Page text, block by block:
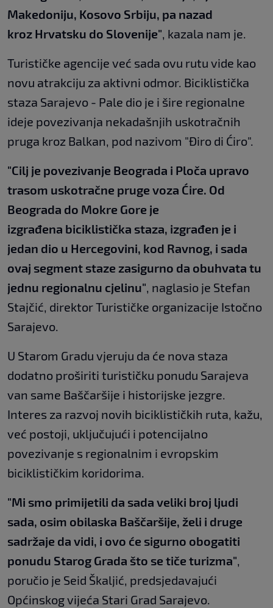
Makedoniju, Kosovo Srbiju, pa nazad
kroz Hrvatsku do Slovenije", kazala nam je.
Turističke agencije već sada ovu rutu vide kao
novu atrakciju za aktivni odmor. Biciklistička
staza Sarajevo - Pale dio je i šire regionalne
ideje povezivanja nekadašnjih uskotračnih
pruga kroz Balkan, pod nazivom "Điro di Ćiro".
"Cilj je povezivanje Beograda i Ploča upravo
trasom uskotračne pruge voza Ćire. Od
Beograda do Mokre Gore je
izgrađena biciklistička staza, izgrađen je i
jedan dio u Hercegovini, kod Ravnog, i sada
ovaj segment staze zasigurno da obuhvata tu
jednu regionalnu cjelinu", naglasio je Stefan
Stajčić, direktor Turističke organizacije Istočno
Sarajevo.
U Starom Gradu vjeruju da će nova staza
dodatno proširiti turističku ponudu Sarajeva
van same Baščaršije i historijske jezgre.
Interes za razvoj novih biciklističkih ruta, kažu,
već postoji, uključujući i potencijalno
povezivanje s regionalnim i evropskim
biciklističkim koridorima.
"Mi smo primijetili da sada veliki broj ljudi
sada, osim obilaska Baščaršije, želi i druge
sadržaje da vidi, i ovo će sigurno obogatiti
ponudu Starog Grada što se tiče turizma",
poručio je Seid Škaljić, predsjedavajući
Općinskog vijeća Stari Grad Sarajevo.